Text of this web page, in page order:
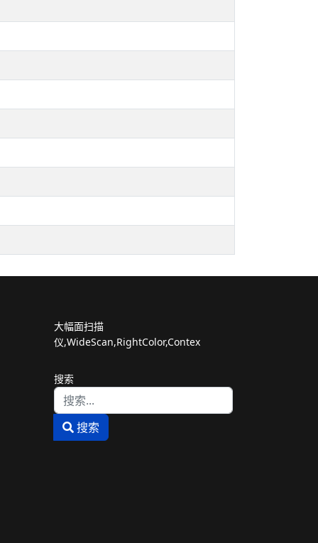
大幅面扫描
仪,WideScan,RightColor,Contex
搜索
Type 2 or more characters for results.
搜索